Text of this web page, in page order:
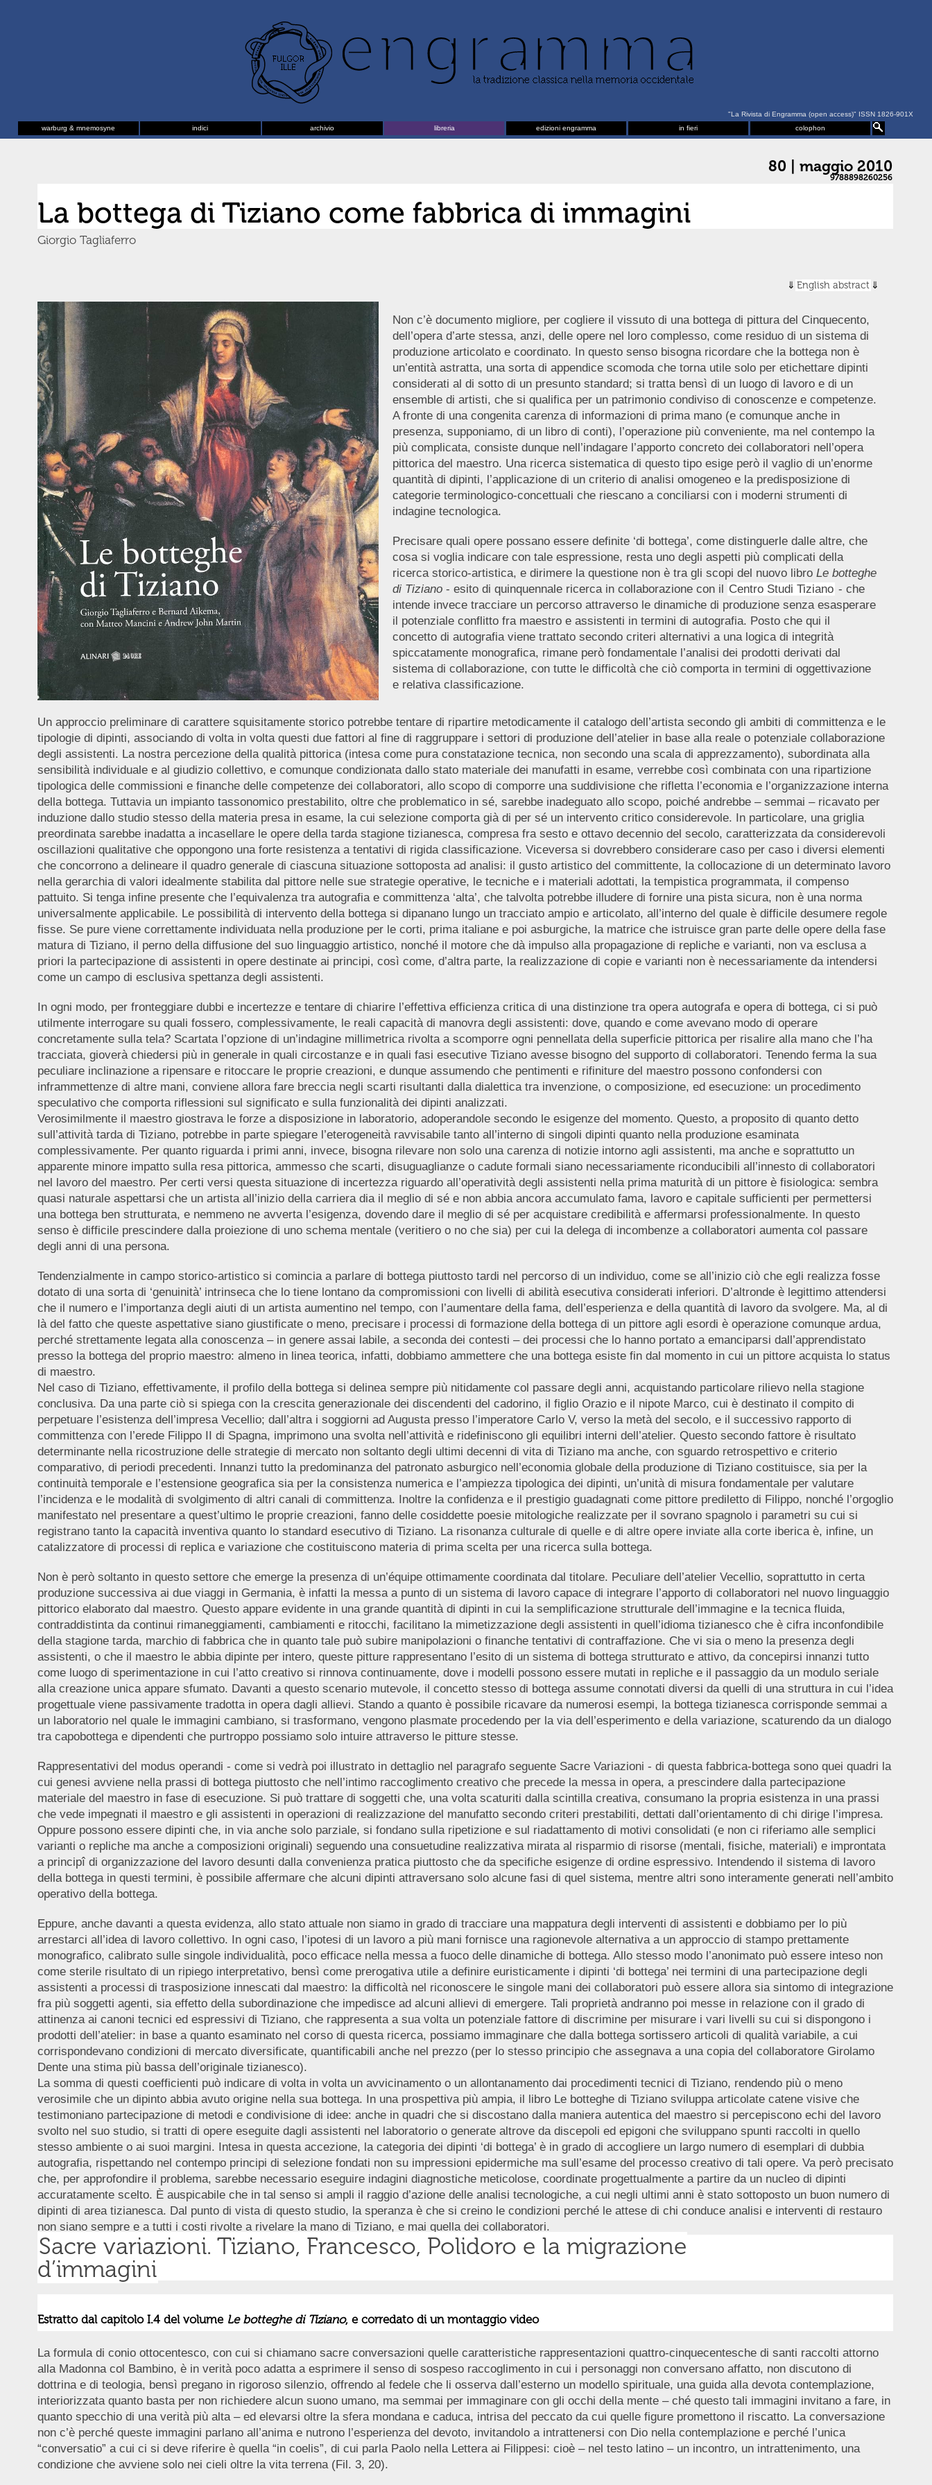
"La Rivista di Engramma (open access)" ISSN 1826-901X
warburg & mnemosyne
indici archivio libreria edizioni engramma in fieri colophon
80 | maggio 2010
9788898260256
La bottega di Tiziano come fabbrica di immagini
Giorgio Tagliaferro
English abstract
Non c’è documento migliore, per cogliere il vissuto di una bottega di pittura del Cinquecento,
dell’opera d’arte stessa, anzi, delle opere nel loro complesso, come residuo di un sistema di
produzione articolato e coordinato. In questo senso bisogna ricordare che la bottega non è
un’entità astratta, una sorta di appendice scomoda che torna utile solo per etichettare dipinti
considerati al di sotto di un presunto standard; si tratta bensì di un luogo di lavoro e di un
ensemble di artisti, che si qualifica per un patrimonio condiviso di conoscenze e competenze.
A fronte di una congenita carenza di informazioni di prima mano (e comunque anche in
presenza, supponiamo, di un libro di conti), l’operazione più conveniente, ma nel contempo la
più complicata, consiste dunque nell’indagare l’apporto concreto dei collaboratori nell’opera
pittorica del maestro. Una ricerca sistematica di questo tipo esige però il vaglio di un’enorme
quantità di dipinti, l’applicazione di un criterio di analisi omogeneo e la predisposizione di
categorie terminologico-concettuali che riescano a conciliarsi con i moderni strumenti di
indagine tecnologica.
Precisare quali opere possano essere definite ‘di bottega’, come distinguerle dalle altre, che
cosa si voglia indicare con tale espressione, resta uno degli aspetti più complicati della
ricerca storico-artistica, e dirimere la questione non è tra gli scopi del nuovo libro Le botteghe
di Tiziano- esito di quinquennale ricerca in collaborazione con il Centro Studi Tiziano - che
intende invece tracciare un percorso attraverso le dinamiche di produzione senza esasperare
il potenziale conflitto fra maestro e assistenti in termini di autografia. Posto che qui il
concetto di autografia viene trattato secondo criteri alternativi a una logica di integrità
spiccatamente monografica, rimane però fondamentale l’analisi dei prodotti derivati dal
sistema di collaborazione, con tutte le difficoltà che ciò comporta in termini di oggettivazione
e relativa classificazione.
Un approccio preliminare di carattere squisitamente storico potrebbe tentare di ripartire metodicamente il catalogo dell’artista secondo gli ambiti di committenza e le
tipologie di dipinti, associando di volta in volta questi due fattori al fine di raggruppare i settori di produzione dell’atelier in base alla reale o potenziale collaborazione
degli assistenti. La nostra percezione della qualità pittorica (intesa come pura constatazione tecnica, non secondo una scala di apprezzamento), subordinata alla
sensibilità individuale e al giudizio collettivo, e comunque condizionata dallo stato materiale dei manufatti in esame, verrebbe così combinata con una ripartizione
tipologica delle commissioni e finanche delle competenze dei collaboratori, allo scopo di comporre una suddivisione che rifletta l’economia e l’organizzazione interna
della bottega. Tuttavia un impianto tassonomico prestabilito, oltre che problematico in sé, sarebbe inadeguato allo scopo, poiché andrebbe – semmai – ricavato per
induzione dallo studio stesso della materia presa in esame, la cui selezione comporta già di per sé un intervento critico considerevole. In particolare, una griglia
preordinata sarebbe inadatta a incasellare le opere della tarda stagione tizianesca, compresa fra sesto e ottavo decennio del secolo, caratterizzata da considerevoli
oscillazioni qualitative che oppongono una forte resistenza a tentativi di rigida classificazione. Viceversa si dovrebbero considerare caso per caso i diversi elementi
che concorrono a delineare il quadro generale di ciascuna situazione sottoposta ad analisi: il gusto artistico del committente, la collocazione di un determinato lavoro
nella gerarchia di valori idealmente stabilita dal pittore nelle sue strategie operative, le tecniche e i materiali adottati, la tempistica programmata, il compenso
pattuito. Si tenga infine presente che l’equivalenza tra autografia e committenza ‘alta’, che talvolta potrebbe illudere di fornire una pista sicura, non è una norma
universalmente applicabile. Le possibilità di intervento della bottega si dipanano lungo un tracciato ampio e articolato, all’interno del quale è difficile desumere regole
fisse. Se pure viene correttamente individuata nella produzione per le corti, prima italiane e poi asburgiche, la matrice che istruisce gran parte delle opere della fase
matura di Tiziano, il perno della diffusione del suo linguaggio artistico, nonché il motore che dà impulso alla propagazione di repliche e varianti, non va esclusa a
priori la partecipazione di assistenti in opere destinate ai principi, così come, d’altra parte, la realizzazione di copie e varianti non è necessariamente da intendersi
come un campo di esclusiva spettanza degli assistenti.
In ogni modo, per fronteggiare dubbi e incertezze e tentare di chiarire l’effettiva efficienza critica di una distinzione tra opera autografa e opera di bottega, ci si può
utilmente interrogare su quali fossero, complessivamente, le reali capacità di manovra degli assistenti: dove, quando e come avevano modo di operare
concretamente sulla tela? Scartata l’opzione di un’indagine millimetrica rivolta a scomporre ogni pennellata della superficie pittorica per risalire alla mano che l’ha
tracciata, gioverà chiedersi più in generale in quali circostanze e in quali fasi esecutive Tiziano avesse bisogno del supporto di collaboratori. Tenendo ferma la sua
peculiare inclinazione a ripensare e ritoccare le proprie creazioni, e dunque assumendo che pentimenti e rifiniture del maestro possono confondersi con
inframmettenze di altre mani, conviene allora fare breccia negli scarti risultanti dalla dialettica tra invenzione, o composizione, ed esecuzione: un procedimento
speculativo che comporta riflessioni sul significato e sulla funzionalità dei dipinti analizzati.
Verosimilmente il maestro giostrava le forze a disposizione in laboratorio, adoperandole secondo le esigenze del momento. Questo, a proposito di quanto detto
sull’attività tarda di Tiziano, potrebbe in parte spiegare l’eterogeneità ravvisabile tanto all’interno di singoli dipinti quanto nella produzione esaminata
complessivamente. Per quanto riguarda i primi anni, invece, bisogna rilevare non solo una carenza di notizie intorno agli assistenti, ma anche e soprattutto un
apparente minore impatto sulla resa pittorica, ammesso che scarti, disuguaglianze o cadute formali siano necessariamente riconducibili all’innesto di collaboratori
nel lavoro del maestro. Per certi versi questa situazione di incertezza riguardo all’operatività degli assistenti nella prima maturità di un pittore è fisiologica: sembra
quasi naturale aspettarsi che un artista all’inizio della carriera dia il meglio di sé e non abbia ancora accumulato fama, lavoro e capitale sufficienti per permettersi
una bottega ben strutturata, e nemmeno ne avverta l’esigenza, dovendo dare il meglio di sé per acquistare credibilità e affermarsi professionalmente. In questo
senso è difficile prescindere dalla proiezione di uno schema mentale (veritiero o no che sia) per cui la delega di incombenze a collaboratori aumenta col passare
degli anni di una persona.
Tendenzialmente in campo storico-artistico si comincia a parlare di bottega piuttosto tardi nel percorso di un individuo, come se all’inizio ciò che egli realizza fosse
dotato di una sorta di ‘genuinità’ intrinseca che lo tiene lontano da compromissioni con livelli di abilità esecutiva considerati inferiori. D’altronde è legittimo attendersi
che il numero e l’importanza degli aiuti di un artista aumentino nel tempo, con l’aumentare della fama, dell’esperienza e della quantità di lavoro da svolgere. Ma, al di
là del fatto che queste aspettative siano giustificate o meno, precisare i processi di formazione della bottega di un pittore agli esordi è operazione comunque ardua,
perché strettamente legata alla conoscenza – in genere assai labile, a seconda dei contesti – dei processi che lo hanno portato a emanciparsi dall’apprendistato
presso la bottega del proprio maestro: almeno in linea teorica, infatti, dobbiamo ammettere che una bottega esiste fin dal momento in cui un pittore acquista lo status
di maestro.
Nel caso di Tiziano, effettivamente, il profilo della bottega si delinea sempre più nitidamente col passare degli anni, acquistando particolare rilievo nella stagione
conclusiva. Da una parte ciò si spiega con la crescita generazionale dei discendenti del cadorino, il figlio Orazio e il nipote Marco, cui è destinato il compito di
perpetuare l’esistenza dell’impresa Vecellio; dall’altra i soggiorni ad Augusta presso l’imperatore Carlo V, verso la metà del secolo, e il successivo rapporto di
committenza con l’erede Filippo II di Spagna, imprimono una svolta nell’attività e ridefiniscono gli equilibri interni dell’atelier. Questo secondo fattore è risultato
determinante nella ricostruzione delle strategie di mercato non soltanto degli ultimi decenni di vita di Tiziano ma anche, con sguardo retrospettivo e criterio
comparativo, di periodi precedenti. Innanzi tutto la predominanza del patronato asburgico nell’economia globale della produzione di Tiziano costituisce, sia per la
continuità temporale e l’estensione geografica sia per la consistenza numerica e l’ampiezza tipologica dei dipinti, un’unità di misura fondamentale per valutare
l’incidenza e le modalità di svolgimento di altri canali di committenza. Inoltre la confidenza e il prestigio guadagnati come pittore prediletto di Filippo, nonché l’orgoglio
manifestato nel presentare a quest’ultimo le proprie creazioni, fanno delle cosiddette poesie mitologiche realizzate per il sovrano spagnolo i parametri su cui si
registrano tanto la capacità inventiva quanto lo standard esecutivo di Tiziano. La risonanza culturale di quelle e di altre opere inviate alla corte iberica è, infine, un
catalizzatore di processi di replica e variazione che costituiscono materia di prima scelta per una ricerca sulla bottega.
Non è però soltanto in questo settore che emerge la presenza di un’équipe ottimamente coordinata dal titolare. Peculiare dell’atelier Vecellio, soprattutto in certa
produzione successiva ai due viaggi in Germania, è infatti la messa a punto di un sistema di lavoro capace di integrare l’apporto di collaboratori nel nuovo linguaggio
pittorico elaborato dal maestro. Questo appare evidente in una grande quantità di dipinti in cui la semplificazione strutturale dell’immagine e la tecnica fluida,
contraddistinta da continui rimaneggiamenti, cambiamenti e ritocchi, facilitano la mimetizzazione degli assistenti in quell’idioma tizianesco che è cifra inconfondibile
della stagione tarda, marchio di fabbrica che in quanto tale può subire manipolazioni o finanche tentativi di contraffazione. Che vi sia o meno la presenza degli
assistenti, o che il maestro le abbia dipinte per intero, queste pitture rappresentano l’esito di un sistema di bottega strutturato e attivo, da concepirsi innanzi tutto
come luogo di sperimentazione in cui l’atto creativo si rinnova continuamente, dove i modelli possono essere mutati in repliche e il passaggio da un modulo seriale
alla creazione unica appare sfumato. Davanti a questo scenario mutevole, il concetto stesso di bottega assume connotati diversi da quelli di una struttura in cui l’idea
progettuale viene passivamente tradotta in opera dagli allievi. Stando a quanto è possibile ricavare da numerosi esempi, la bottega tizianesca corrisponde semmai a
un laboratorio nel quale le immagini cambiano, si trasformano, vengono plasmate procedendo per la via dell’esperimento e della variazione, scaturendo da un dialogo
tra capobottega e dipendenti che purtroppo possiamo solo intuire attraverso le pitture stesse.
Rappresentativi del modus operandi - come si vedrà poi illustrato in dettaglio nel paragrafo seguente Sacre Variazioni - di questa fabbrica-bottega sono quei quadri la
cui genesi avviene nella prassi di bottega piuttosto che nell’intimo raccoglimento creativo che precede la messa in opera, a prescindere dalla partecipazione
materiale del maestro in fase di esecuzione. Si può trattare di soggetti che, una volta scaturiti dalla scintilla creativa, consumano la propria esistenza in una prassi
che vede impegnati il maestro e gli assistenti in operazioni di realizzazione del manufatto secondo criteri prestabiliti, dettati dall’orientamento di chi dirige l’impresa.
Oppure possono essere dipinti che, in via anche solo parziale, si fondano sulla ripetizione e sul riadattamento di motivi consolidati (e non ci riferiamo alle semplici
varianti o repliche ma anche a composizioni originali) seguendo una consuetudine realizzativa mirata al risparmio di risorse (mentali, fisiche, materiali) e improntata
a principî di organizzazione del lavoro desunti dalla convenienza pratica piuttosto che da specifiche esigenze di ordine espressivo. Intendendo il sistema di lavoro
della bottega in questi termini, è possibile affermare che alcuni dipinti attraversano solo alcune fasi di quel sistema, mentre altri sono interamente generati nell’ambito
operativo della bottega.
Eppure, anche davanti a questa evidenza, allo stato attuale non siamo in grado di tracciare una mappatura degli interventi di assistenti e dobbiamo per lo più
arrestarci all’idea di lavoro collettivo. In ogni caso, l’ipotesi di un lavoro a più mani fornisce una ragionevole alternativa a un approccio di stampo prettamente
monografico, calibrato sulle singole individualità, poco efficace nella messa a fuoco delle dinamiche di bottega. Allo stesso modo l’anonimato può essere inteso non
come sterile risultato di un ripiego interpretativo, bensì come prerogativa utile a definire euristicamente i dipinti ‘di bottega’ nei termini di una partecipazione degli
assistenti a processi di trasposizione innescati dal maestro: la difficoltà nel riconoscere le singole mani dei collaboratori può essere allora sia sintomo di integrazione
fra più soggetti agenti, sia effetto della subordinazione che impedisce ad alcuni allievi di emergere. Tali proprietà andranno poi messe in relazione con il grado di
attinenza ai canoni tecnici ed espressivi di Tiziano, che rappresenta a sua volta un potenziale fattore di discrimine per misurare i vari livelli su cui si dispongono i
prodotti dell’atelier: in base a quanto esaminato nel corso di questa ricerca, possiamo immaginare che dalla bottega sortissero articoli di qualità variabile, a cui
corrispondevano condizioni di mercato diversificate, quantificabili anche nel prezzo (per lo stesso principio che assegnava a una copia del collaboratore Girolamo
Dente una stima più bassa dell’originale tizianesco).
La somma di questi coefficienti può indicare di volta in volta un avvicinamento o un allontanamento dai procedimenti tecnici di Tiziano, rendendo più o meno
verosimile che un dipinto abbia avuto origine nella sua bottega. In una prospettiva più ampia, il libro Le botteghe di Tiziano sviluppa articolate catene visive che
testimoniano partecipazione di metodi e condivisione di idee: anche in quadri che si discostano dalla maniera autentica del maestro si percepiscono echi del lavoro
svolto nel suo studio, si tratti di opere eseguite dagli assistenti nel laboratorio o generate altrove da discepoli ed epigoni che sviluppano spunti raccolti in quello
stesso ambiente o ai suoi margini. Intesa in questa accezione, la categoria dei dipinti ‘di bottega’ è in grado di accogliere un largo numero di esemplari di dubbia
autografia, rispettando nel contempo principi di selezione fondati non su impressioni epidermiche ma sull’esame del processo creativo di tali opere. Va però precisato
che, per approfondire il problema, sarebbe necessario eseguire indagini diagnostiche meticolose, coordinate progettualmente a partire da un nucleo di dipinti
accuratamente scelto. È auspicabile che in tal senso si ampli il raggio d’azione delle analisi tecnologiche, a cui negli ultimi anni è stato sottoposto un buon numero di
dipinti di area tizianesca. Dal punto di vista di questo studio, la speranza è che si creino le condizioni perché le attese di chi conduce analisi e interventi di restauro
non siano sempre e a tutti i costi rivolte a rivelare la mano di Tiziano, e mai quella dei collaboratori.
Sacre variazioni. Tiziano, Francesco, Polidoro e la migrazione
d’immagini
Estratto dal capitolo I.4 del volume Le botteghe di Tiziano, e corredato di un montaggio video
La formula di conio ottocentesco, con cui si chiamano sacre conversazioni quelle caratteristiche rappresentazioni quattro-cinquecentesche di santi raccolti attorno
alla Madonna col Bambino, è in verità poco adatta a esprimere il senso di sospeso raccoglimento in cui i personaggi non conversano affatto, non discutono di
dottrina e di teologia, bensì pregano in rigoroso silenzio, offrendo al fedele che li osserva dall’esterno un modello spirituale, una guida alla devota contemplazione,
interiorizzata quanto basta per non richiedere alcun suono umano, ma semmai per immaginare con gli occhi della mente – ché questo tali immagini invitano a fare, in
quanto specchio di una verità più alta – ed elevarsi oltre la sfera mondana e caduca, intrisa del peccato da cui quelle figure promettono il riscatto. La conversazione
non c’è perché queste immagini parlano all’anima e nutrono l’esperienza del devoto, invitandolo a intrattenersi con Dio nella contemplazione e perché l’unica
“conversatio” a cui ci si deve riferire è quella “in coelis”, di cui parla Paolo nella Lettera ai Filippesi: cioè – nel testo latino – un incontro, un intrattenimento, una
condizione che avviene solo nei cieli oltre la vita terrena (Fil. 3, 20).